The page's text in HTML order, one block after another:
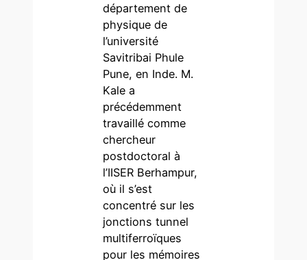
département de
physique de
l’université
Savitribai Phule
Pune, en Inde. M.
Kale a
précédemment
travaillé comme
chercheur
postdoctoral à
l’IISER Berhampur,
où il s’est
concentré sur les
jonctions tunnel
multiferroïques
pour les mémoires